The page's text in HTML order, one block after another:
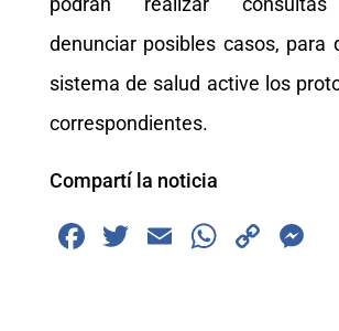
denunciar posibles casos, para
sistema de salud active los
correspondientes.
Compartí la noticia
F
T
E
W
C